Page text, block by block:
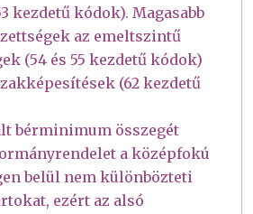
kezdetű kódok). Magasabb
az emeltszintű
(54 és 55 kezdetű kódok)
(62 kezdetű
bérminimum összegét
a középfokú
belül nem különbözteti
ezért az alsó